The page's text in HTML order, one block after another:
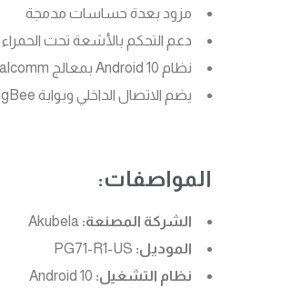
مزود بعدة حساسات مدمجة
دعم التحكم بالأشعة تحت الحمراء
نظام Android 10 بمعالج Qualcomm عالي الأداء
يضم الاتصال الداخلي وبوابة ZigBee ولوحة تحكم منزلية ذكية في جهاز واحد
المواصفات:
الشركة المصنعة:
الموديل:
نظام التشغيل: